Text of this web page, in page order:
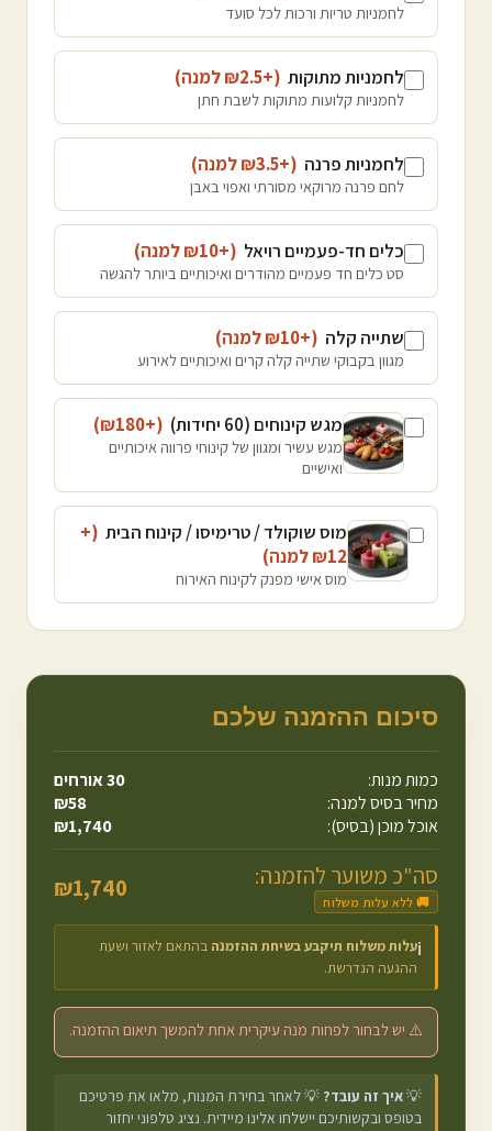
לחמניות טריות ורכות לכל סועד
לחמניות מתוקות (+₪
2.5 למנה)
לחמניות קלועות מתוקות לשבת חתן
לחמניות פרנה (+₪
3.5 למנה)
לחם פרנה מרוקאי מסורתי ואפוי באבן
כלים חד-פעמיים רויאל (+₪
10 למנה)
סט כלים חד פעמיים מהודרים ואיכותיים ביותר להגשה
שתייה קלה (+₪
10 למנה)
מגוון בקבוקי שתייה קלה קרים ואיכותיים לאירוע
מגש קינוחים (60 יחידות) (+₪
180
)
מגש עשיר ומגוון של קינוחי פרווה איכותיים
ואישיים
מוס שוקולד / טרימיסו / קינוח הבית (+
₪12 למנה)
מוס אישי מפנק לקינוח האירוח
סיכום ההזמנה שלכם
כמות מנות: 30אורחים
מחיר בסיס למנה:
₪58
אוכל מוכן (בסיס):
₪1,740
סה"כ משוער להזמנה:
🚚 ללא עלות משלוח ₪1,740
ℹ️עלות משלוח תיקבע בשיחת ההזמנה בהתאם לאזור ושעת
ההגעה הנדרשת.
⚠️ יש לבחור לפחות מנה עיקרית אחת להמשך תיאום ההזמנה.
💡איך זה עובד? 💡 לאחר בחירת המנות, מלאו את פרטיכם
בטופס ובקשותיכם יישלחו אלינו מיידית. נציג טלפוני יחזור